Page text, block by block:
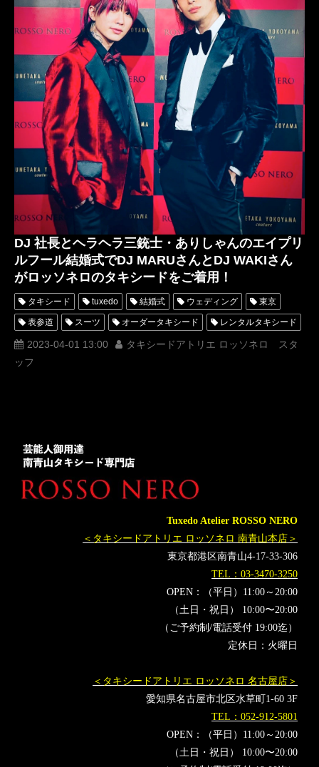
オーダータキシード横浜 レンタルタキシード横浜
DJwaki DJmaru RepezenFoxx レペゼンフォックス
ヘラヘラ三銃士 ありしゃん エイプリルフール 結婚報告
DJ銀太 DJふぉい DJGINTA DJFoy チラ裏
DJ 社長とヘラヘラ三銃士・ありしゃんのエイプリ
ルフール結婚式でDJ MARUさんとDJ WAKIさん
がロッソネロのタキシードをご着用！
タキシード tuxedo 結婚式 ウェディング 東京
表参道 スーツ オーダータキシード レンタルタキシード
ロッソネロ 人気 横山宗生 MUNETAKAYOKOYAMA
購入
タキシードレンタル東京
MUNETAKAYOKOYAMAcouture
レンタルタキシード横浜 DJ社長 DJwaki
2023-04-01 13:00
タキシードアトリエ ロッソネロ スタ
ッフ
Tuxedo Atelier ROSSO NERO
＜タキシードアトリエ ロッソネロ 南青山本店＞
東京都港区南青山4-17-33-306
TEL：03-3470-3250
OPEN：（平日）11:00～20:00
（土日・祝日） 10:00〜20:00
（ご予約制/電話受付 19:00迄）
定休日：火曜日
＜タキシードアトリエ ロッソネロ 名古屋店＞
愛知県名古屋市北区水草町1-60 3F
TEL：052-912-5801
OPEN：（平日）11:00～20:00
（土日・祝日） 10:00〜20:00